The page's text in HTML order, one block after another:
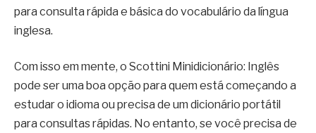
para consulta rápida e básica do vocabulário da língua
inglesa.
Com isso em mente, o Scottini Minidicionário: Inglês
pode ser uma boa opção para quem está começando a
estudar o idioma ou precisa de um dicionário portátil
para consultas rápidas. No entanto, se você precisa de